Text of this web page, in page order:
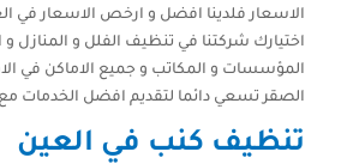
الاسعار فلدينا افضل و ارخص الاسعار في
اختيارك شركتنا في تنظيف الفلل و المنازل
المؤسسات و المكاتب و جميع الاماكن في
الصقر تسعي دائما لتقديم افضل الخدمات
تنظيف كنب في العين